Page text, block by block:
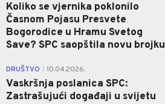
Koliko se vjernika poklonilo
Časnom Pojasu Presvete
Bogorodice u Hramu Svetog
Save? SPC saopštila novu brojku
DRUŠTVO 10.04.2026.
Vaskršnja poslanica SPC:
Zastrašujući događaji u svijetu